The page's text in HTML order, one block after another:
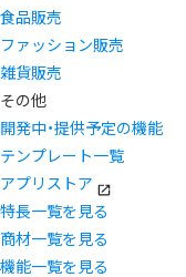
食品販売
ファッション販売
雑貨販売
その他
開発中・提供予定の機能
テンプレート一覧
アプリストア
特長一覧を見る
商材一覧を見る
機能一覧を見る